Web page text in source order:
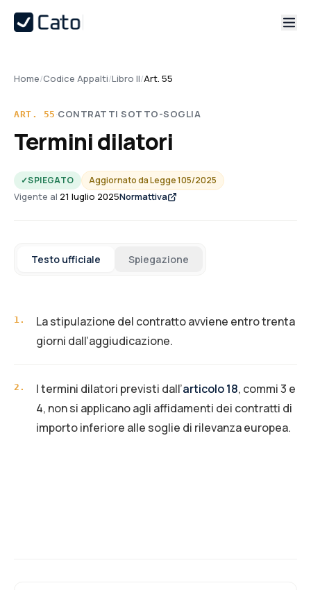
Home/Codice Appalti/Libro II/Art. 55
ART. 55 ·CONTRATTI SOTTO-SOGLIA
Termini dilatori
✓SPIEGATO Aggiornato daLegge 105/2025
Vigente al 21 luglio 2025Normattiva
Testo ufficiale Spiegazione
1.
La stipulazione del contratto avviene entro trenta
giorni dall’aggiudicazione.
2 . I termini dilatori previsti dall’articolo 18, commi 3 e
4, non si applicano agli affidamenti dei contratti di
importo inferiore alle soglie di rilevanza europea.